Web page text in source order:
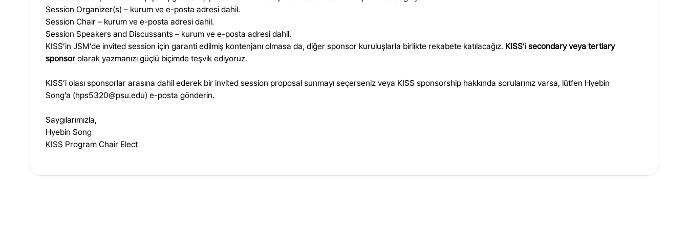
Session Organizer(s) – kurum ve e-posta adresi dahil.
Session Chair – kurum ve e-posta adresi dahil.
Session Speakers and Discussants – kurum ve e-posta adresi dahil.
KISS’in JSM’de invited session için garanti edilmiş kontenjanı olmasa da, diğer sponsor kuruluşlarla birlikte rekabete katılacağız. KISS’i secondary veya tertiary
sponsor olarak yazmanızı güçlü biçimde teşvik ediyoruz.
KISS’i olası sponsorlar arasına dahil ederek bir invited session proposal sunmayı seçerseniz veya KISS sponsorship hakkında sorularınız varsa, lütfen Hyebin
Song’a (hps5320@psu.edu) e-posta gönderin.
Saygılarımızla,
Hyebin Song
KISS Program Chair Elect